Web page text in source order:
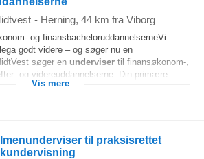
- Herning, 44 km fra Viborg
og finansbacheloruddannelserneVi
godt videre – og søger nu en
søger en underviser til finansøkonom-,
og videreuddannelserne. Din primære...
Vis mere
til praksisrettet